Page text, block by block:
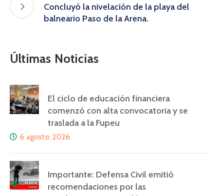
Concluyó la nivelación de la playa del
balneario Paso de la Arena.
Últimas Noticias
El ciclo de educación financiera
comenzó con alta convocatoria y se
traslada a la Fupeu
6 agosto, 2026
Importante: Defensa Civil emitió
recomendaciones por las